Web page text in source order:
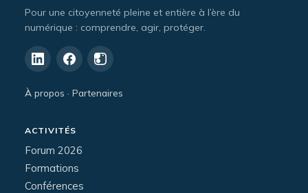
Pour une citoyenneté pleine et entière à l’ère du
numérique : comprendre, agir, protéger.
À propos · Partenaires
ACTIVITÉS
Forum 2026
Formations
Conférences